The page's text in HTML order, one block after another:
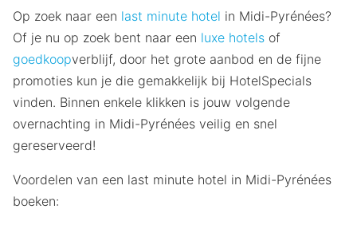
Op zoek naar een last minute hotel in Midi-Pyrénées?
Of je nu op zoek bent naar een luxe hotels of
goedkoopverblijf, door het grote aanbod en de fijne
promoties kun je die gemakkelijk bij HotelSpecials
vinden. Binnen enkele klikken is jouw volgende
overnachting in Midi-Pyrénées veilig en snel
gereserveerd!
Voordelen van een last minute hotel in Midi-Pyrénées
boeken: